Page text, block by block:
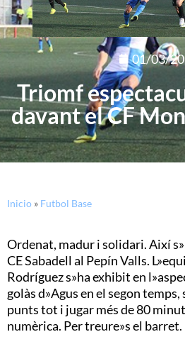
01/03/
Triomf
davant el CF
Inicio » Futbol Base
Ordenat, madur i solidari. Així
CE Sabadell al Pepín Valls.
Rodríguez s»ha exhibit en
golàs d»Agus en el segon
punts tot i jugar més de 80
numèrica. Per treure»s el barret.